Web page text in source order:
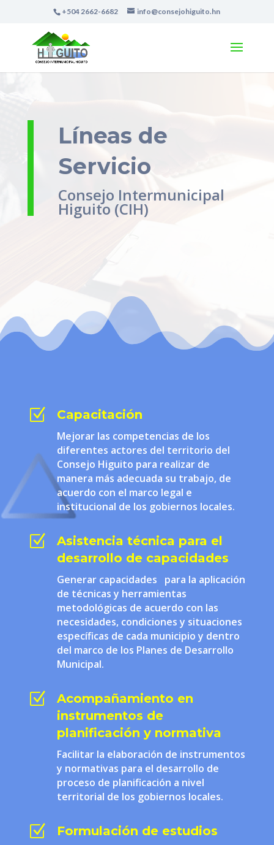
+504 2662-6682 info@consejohiguito.hn
Líneas de
Servicio
Consejo Intermunicipal
Higuito (CIH)
Z Capacitación
Mejorar las competencias de los
diferentes actores del territorio del
Consejo Higuito para realizar de
manera más adecuada su trabajo, de
acuerdo con el marco legal e
institucional de los gobiernos locales.
Z
Asistencia técnica para el
desarrollo de capacidades
Generar capacidades para la aplicación
de técnicas y herramientas
metodológicas de acuerdo con las
necesidades, condiciones y situaciones
específicas de cada municipio y dentro
del marco de los Planes de Desarrollo
Municipal.
Z
Acompañamiento en
instrumentos de
planificación y normativa
Facilitar la elaboración de instrumentos
y normativas para el desarrollo de
proceso de planificación a nivel
territorial de los gobiernos locales.
Z Formulación de estudios